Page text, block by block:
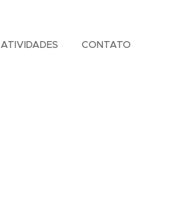
ATIVIDADES CONTATO